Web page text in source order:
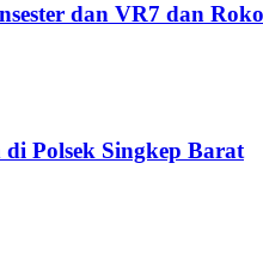
dan VR7 dan
Polsek Singkep Barat